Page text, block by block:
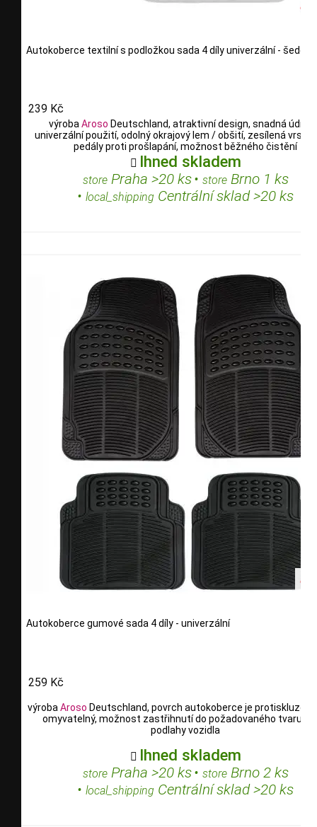
Autokoberce textilní s podložkou sada 4 díly univerzální - šedé
239 Kč
výroba Aroso Deutschland, atraktivní design, snadná
univerzální použití, odolný okrajový lem / obšití, zesílená
pedály proti prošlapání, možnost běžného čistění
 Ihned skladem
storePraha >20 ks• storeBrno 1 ks
• local_shipping Centrální sklad >20 ks
Autokoberce gumové sada 4 díly - univerzální
259 Kč
výroba Aroso Deutschland, povrch autokoberce je
omyvatelný, možnost zastřihnutí do požadovaného tvaru
podlahy vozidla
 Ihned skladem
storePraha >20 ks• storeBrno 2 ks
• local_shipping Centrální sklad >20 ks